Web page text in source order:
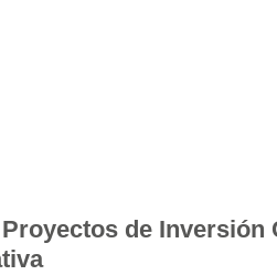
de Inversión